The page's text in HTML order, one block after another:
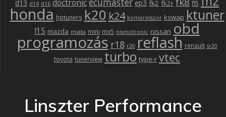
d13 d14 d16 doctronic ep3 fk2 fk2r fl5
honda hptuners k20 k24 kompresszor kswap ktuner
l15 mazda miata mini mx5 nismotronic nissan obd
programozás r18 r20 reflash renault sr20
toyota tunerview turbo type-r vtec
Linszter Performance